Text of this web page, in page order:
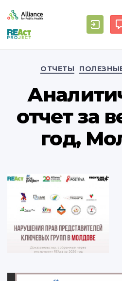
ОТЧЕТЫ
отчет за
год,